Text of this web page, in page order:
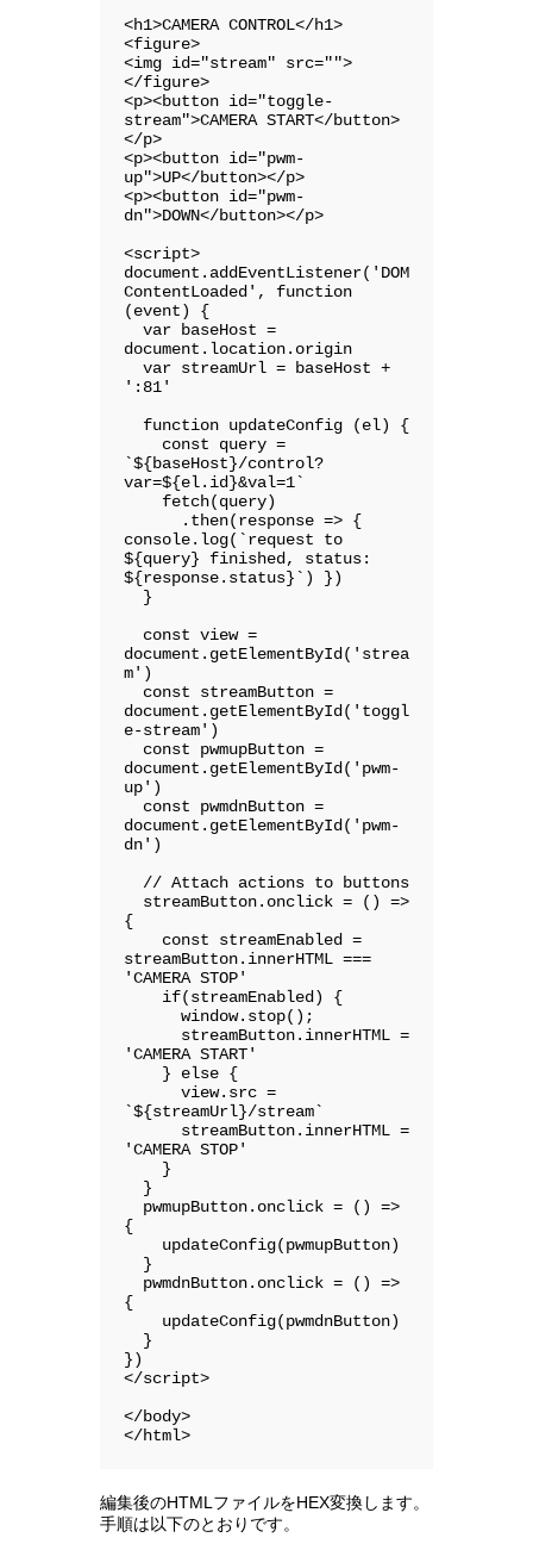
<h1>CAMERA CONTROL</h1>
<figure>
<img id="stream" src="">
</figure>
<p><button id="toggle-
stream">CAMERA START</button>
</p>
<p><button id="pwm-
up">UP</button></p>
<p><button id="pwm-
dn">DOWN</button></p>
<script>
document.addEventListener('DOM
ContentLoaded', function
(event) {
document.location.origin
':81'
`${baseHost}/control?
var=${el.id}&val=1`
console.log(`request to
${query} finished, status:
${response.status}`) })
document.getElementById('strea
m')
document.getElementById('toggl
e-stream')
document.getElementById('pwm-
up')
document.getElementById('pwm-
dn')
{
streamButton.innerHTML ===
'CAMERA STOP'
'CAMERA START'
`${streamUrl}/stream`
'CAMERA STOP'
{
{
})
</script>
</body>
</html>
編集後のHTMLファイルをHEX変換します。
手順は以下のとおりです。